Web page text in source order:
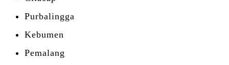
Purbalingga
Kebumen
Pemalang